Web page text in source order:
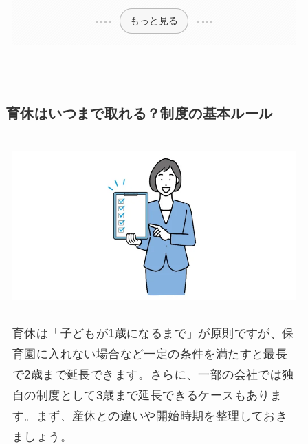
もっと見る
育休はいつまで取れる？制度の基本ルール
育休は「子どもが1歳になるまで」が原則ですが、保
育園に入れない場合など一定の条件を満たすと最長
で2歳まで延長できます。さらに、一部の会社では独
自の制度として3歳まで延長できるケースもありま
す。まず、産休との違いや開始時期を整理しておき
ましょう。